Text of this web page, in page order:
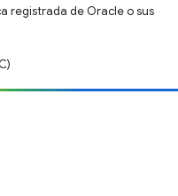
registrada de Oracle o sus